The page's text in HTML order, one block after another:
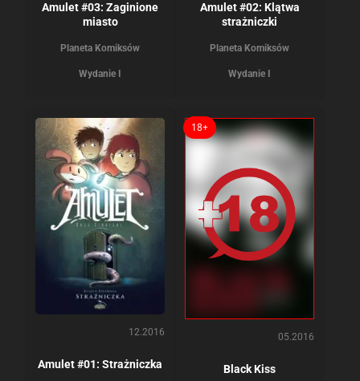
Amulet #03: Zaginione
miasto
Planeta Komiksów
Wydanie I
Amulet #02: Klątwa
strażniczki
Planeta Komiksów
Wydanie I
12.2016
Amulet #01: Strażniczka
18+
05.2016
Black Kiss